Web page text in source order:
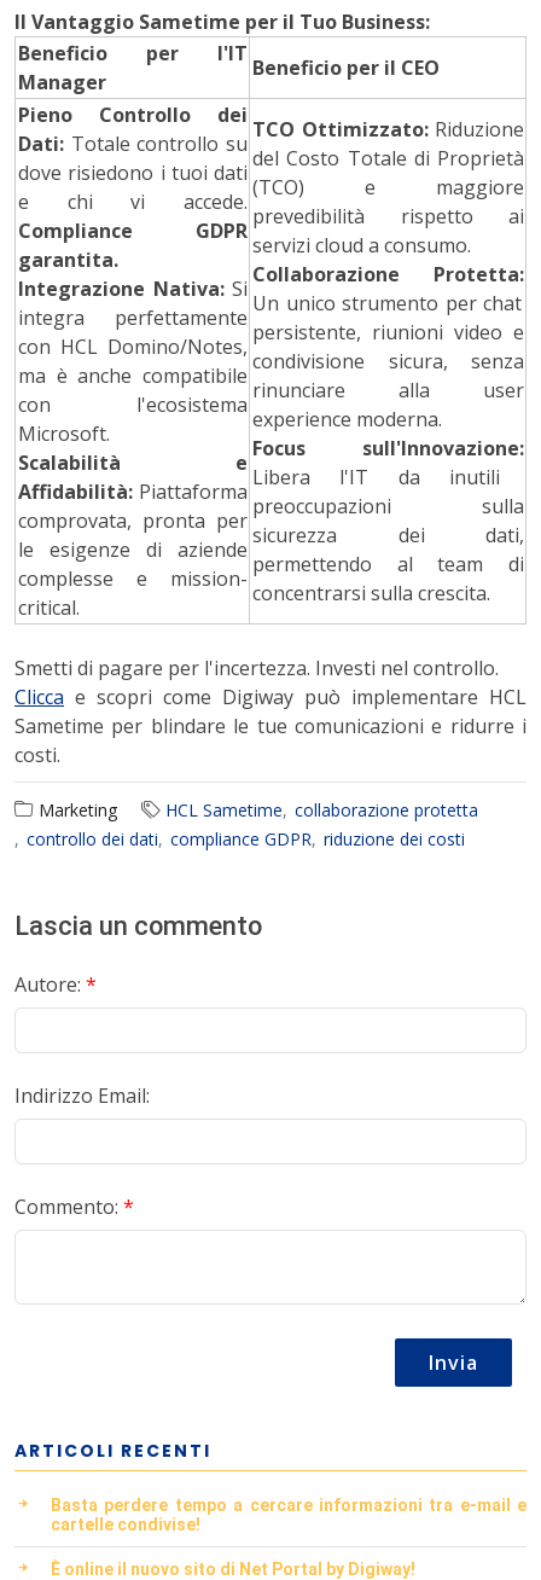
Il Vantaggio Sametime per il Tuo Business:
Beneficio per l'IT
Manager
Beneficio per il CEO
Pieno Controllo dei
Dati: Totale controllo su
dove risiedono i tuoi dati
e chi vi accede.
Compliance GDPR
garantita.
Integrazione Nativa:Si
integra perfettamente
con HCL Domino/Notes,
ma è anche compatibile
con l'ecosistema
Microsoft.
Scalabilità e
Affidabilità: Piattaforma
comprovata, pronta per
le esigenze di aziende
complesse e mission-
critical.
TCO Ottimizzato:Riduzione
del Costo Totale di Proprietà
(TCO) e maggiore
prevedibilità rispetto ai
servizi cloud a consumo.
Collaborazione Protetta:
Un unico strumento per chat
persistente, riunioni video e
condivisione sicura, senza
rinunciare alla user
experience moderna.
Focus sull'Innovazione:
Libera l'IT da inutili
preoccupazioni sulla
sicurezza dei dati,
permettendo al team di
concentrarsi sulla crescita.
Smetti di pagare per l'incertezza. Investi nel controllo.
Clicca e scopri come Digiway può implementare HCL
Sametime per blindare le tue comunicazioni e ridurre i
costi.
Marketing HCL Sametime collaborazione protetta
controllo dei dati compliance GDPR riduzione dei costi
Lascia un commento
Autore: *
Indirizzo Email:
Commento: *
Invia
ARTICOLI RECENTI
Basta perdere tempo a cercare informazioni tra e-mail e
cartelle condivise!
È online il nuovo sito di Net Portal by Digiway!